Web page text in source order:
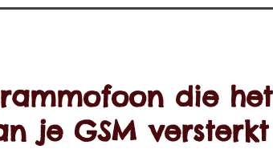
die het
je GSM versterkt